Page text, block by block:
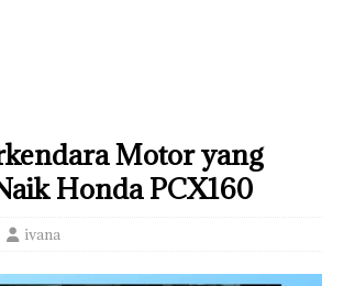
Motor yang
Honda PCX160
ivana